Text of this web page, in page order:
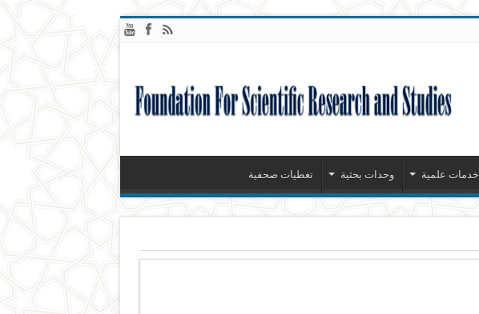
خدمات علمية وحدات بحثية تغطيات صحفية